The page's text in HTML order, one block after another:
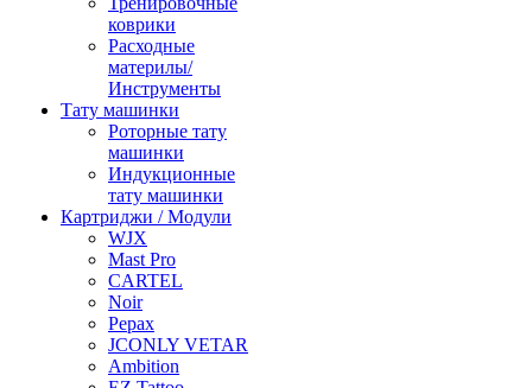
коврики
Расходные
материлы/
Инструменты
Тату машинки
Роторные тату
машинки
Индукционные
тату машинки
Картриджи / Модули
WJX
Mast Pro
CARTEL
Noir
Pepax
JCONLY VETAR
Ambition